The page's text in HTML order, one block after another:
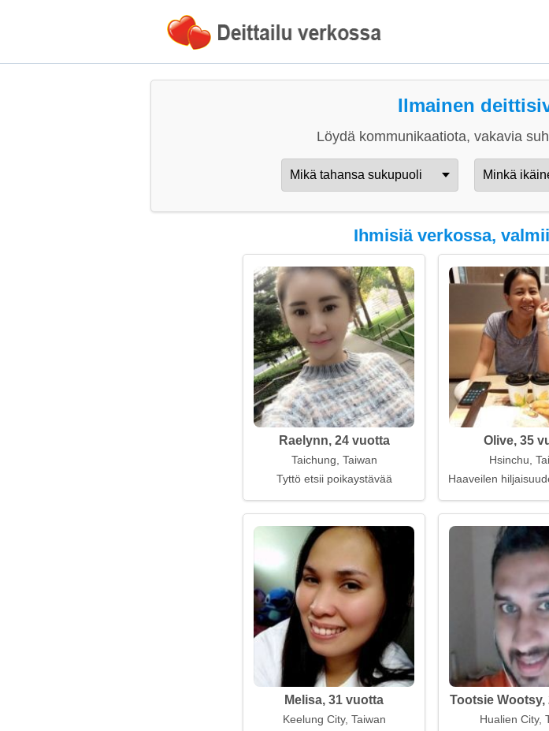
Ilmainen
Löydä kommunikaatiota, vakavia
Ihmisiä verkossa,
Raelynn, 24 vuotta
Taichung, Taiwan
Tyttö etsii poikaystävää
Olive, 35
Hsinchu,
Haaveilen
Melisa, 31 vuotta
Keelung City, Taiwan
Tootsie Wootsy,
Hualien City,